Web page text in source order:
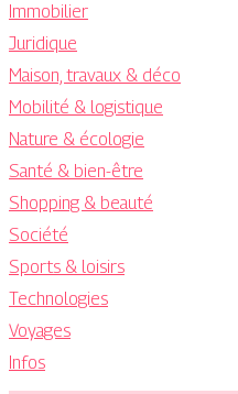
Immobilier
Juridique
Maison, travaux & déco
Mobilité & logistique
Nature & écologie
Santé & bien-être
Shopping & beauté
Société
Sports & loisirs
Technologies
Voyages
Infos